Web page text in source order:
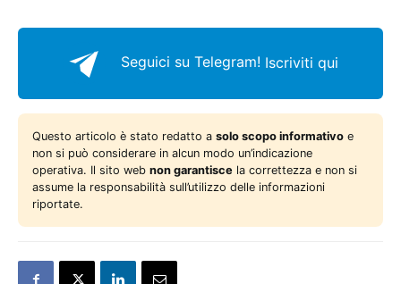
Seguici su Telegram! Iscriviti qui
Questo articolo è stato redatto a solo scopo informativo e
non si può considerare in alcun modo un’indicazione
operativa. Il sito web non garantisce la correttezza e non si
assume la responsabilità sull’utilizzo delle informazioni
riportate.